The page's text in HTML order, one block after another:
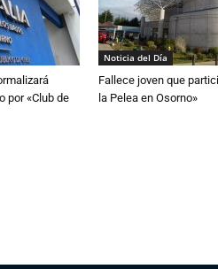
por «Club de
Noticia del Día
Fallece joven que
la Pelea en Osorno»